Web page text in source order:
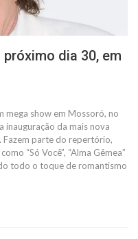
dia 30, em
mega show em Mossoró, no
inauguração da mais nova
Fazem parte do repertório,
“Só Você”, “Alma Gêmea”
todo o toque de romantismo